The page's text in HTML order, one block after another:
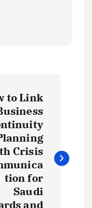
to Link
Crisis
tion for
Saudi
and